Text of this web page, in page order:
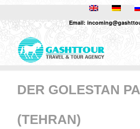
Email:
DER GOLESTAN
(TEHRAN)